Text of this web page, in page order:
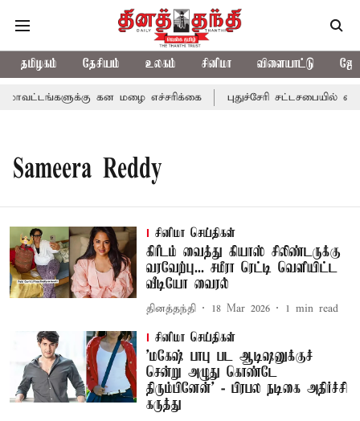
தமிழகம் தேசியம் உலகம் சினிமா விளையாட்டு
கன மழை எச்சரிக்கை புதுச்சேரி சட்டசபையில்
Sameera Reddy
சினிமா செய்திகள்
கிரீடம் வைத்து கியாஸ் சிலிண்டருக்கு
வரவேற்பு... சமீரா ரெட்டி வெளியிட்ட
வீடியோ வைரல்
தினத்தந்தி 18 Mar 2026 1 min read
சினிமா செய்திகள்
’மகேஷ் பாபு பட ஆடிஷனுக்குச்
சென்று அழுது கொண்டே
திரும்பினேன்’ - பிரபல நடிகை அதிர்ச்சி
கருத்து